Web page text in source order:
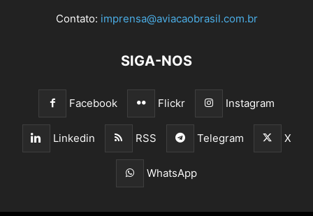
Contato: imprensa@aviacaobrasil.com.br
SIGA-NOS
Facebook Flickr Instagram
Linkedin RSS Telegram X
WhatsApp